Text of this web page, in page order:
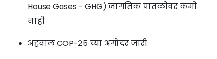
House Gases - GHG) जागतिक पातळीवर कमी
नाही
अहवाल COP-२५ च्या अगोदर जारी